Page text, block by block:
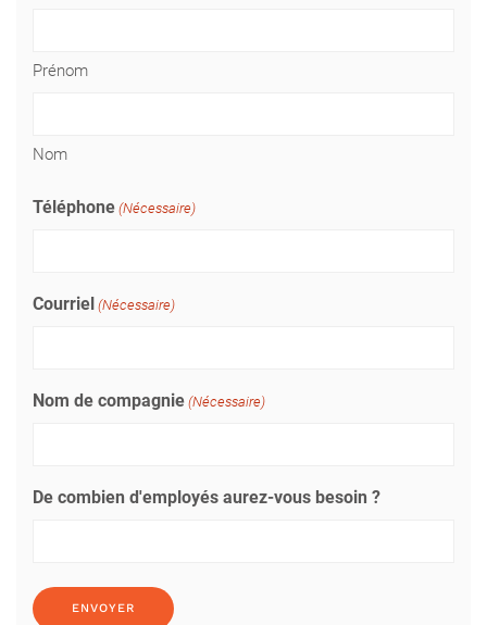
Prénom
Nom
Téléphone (Nécessaire)
Courriel (Nécessaire)
Nom de compagnie (Nécessaire)
De combien d'employés aurez-vous besoin ?